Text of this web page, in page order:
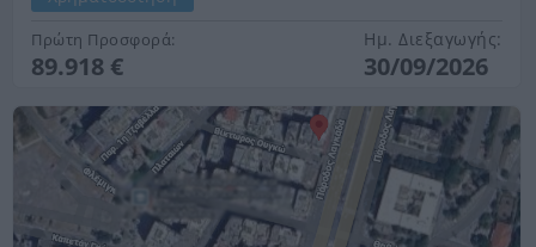
Πρώτη Προσφορά:
89.918 €
Ημ. Διεξαγωγής:
30/09/2026